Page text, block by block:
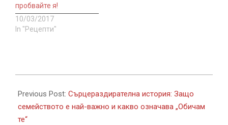
пробвайте я!
10/03/2017
In "Рецепти"
10-
23
Previous Post: Сърцераздирателна история: Защо
семейството е най-важно и какво означава „Обичам
те“